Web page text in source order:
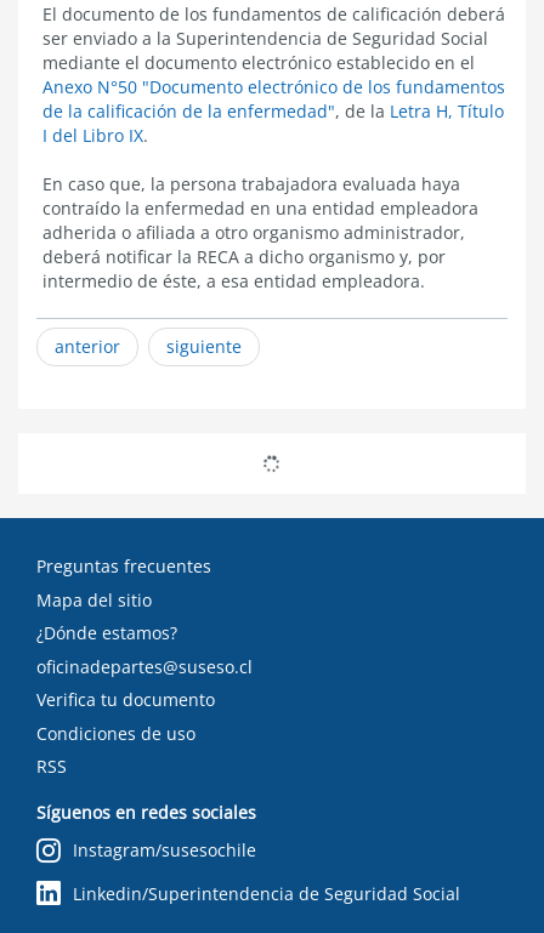
El documento de los fundamentos de calificación deberá
ser enviado a la Superintendencia de Seguridad Social
mediante el documento electrónico establecido en el
Anexo N°50 "Documento electrónico de los fundamentos
de la calificación de la enfermedad", de la Letra H, Título
I del Libro IX.
En caso que, la persona trabajadora evaluada haya
contraído la enfermedad en una entidad empleadora
adherida o afiliada a otro organismo administrador,
deberá notificar la RECA a dicho organismo y, por
intermedio de éste, a esa entidad empleadora.
anterior siguiente
Preguntas frecuentes
Mapa del sitio
¿Dónde estamos?
oficinadepartes@suseso.cl
Verifica tu documento
Condiciones de uso
RSS
Síguenos en redes sociales
Instagram/susesochile
Linkedin/Superintendencia de Seguridad Social